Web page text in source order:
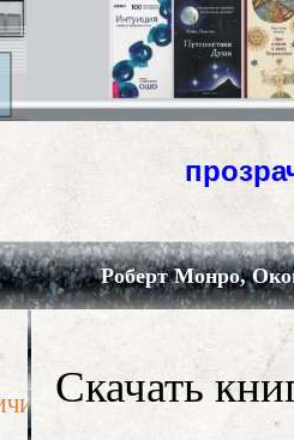
Роберт Монро,
Скачать